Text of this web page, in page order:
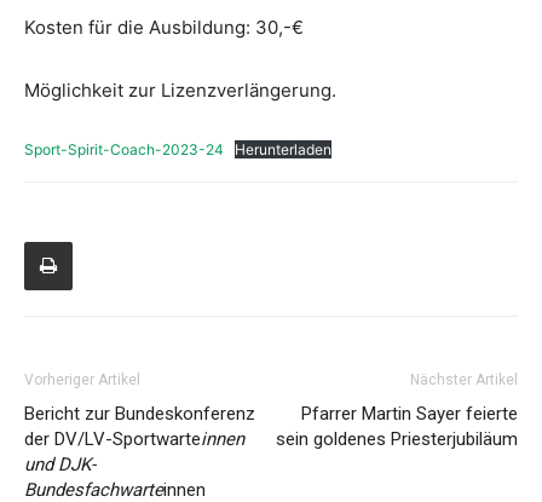
Kosten für die Ausbildung: 30,-€
Möglichkeit zur Lizenzverlängerung.
Sport-Spirit-Coach-2023-24 Herunterladen
Vorheriger Artikel
Bericht zur Bundeskonferenz
der DV/LV-Sportwarteinnen
und DJK-
Bundesfachwarteinnen
Nächster Artikel
Pfarrer Martin Sayer feierte
sein goldenes Priesterjubiläum